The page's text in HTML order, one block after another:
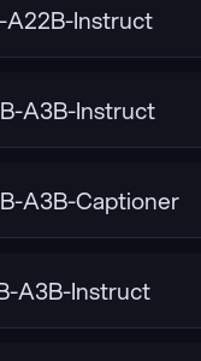
Instruct
A3B-Instruct
A3B-Captioner
A3B-Instruct